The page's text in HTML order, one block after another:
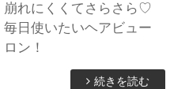
崩れにくくてさらさら♡
毎日使いたいヘアビュー
ロン！
続きを読む